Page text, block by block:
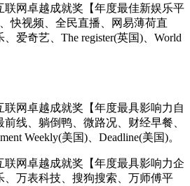
网卓越成就奖【年度最佳新娱乐平
快视频、全民直播、网易薄荷直
爱奇艺、The register(英国)、World
网卓越成就奖【年度最具影响力自
线、躺倒鸭、微路况、财经早餐、
Weekly(美国)、Deadline(美国)。
网卓越成就奖【年度最具影响力企
、万表科技、搜狗搜索、万师傅平